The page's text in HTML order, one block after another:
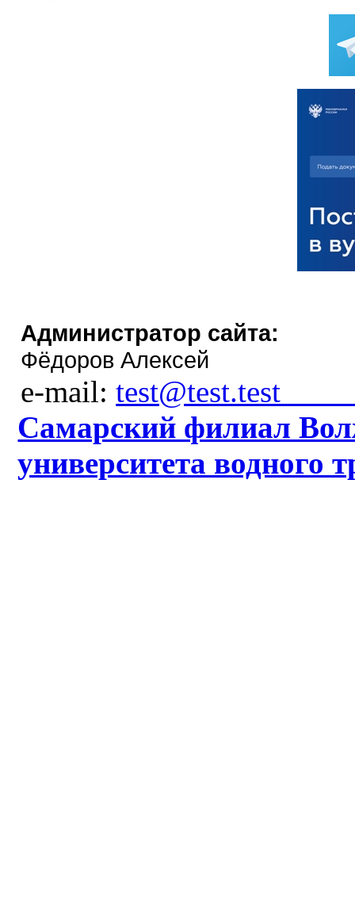
Администратор сайта:
Фёдоров Алексей
e-mail:
Самарский филиал
университета водного